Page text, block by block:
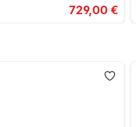
729,00 €